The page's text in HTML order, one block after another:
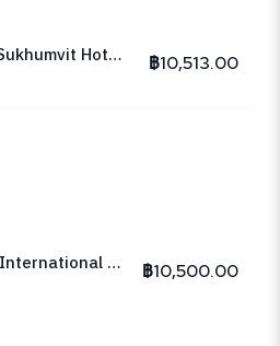
Grand Sukhumvit Hotel Bangkok ฿10,513.00
Ascott International Management (Thailand) Ltd. ฿10,500.00